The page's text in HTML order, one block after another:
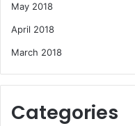
May 2018
April 2018
March 2018
Categories